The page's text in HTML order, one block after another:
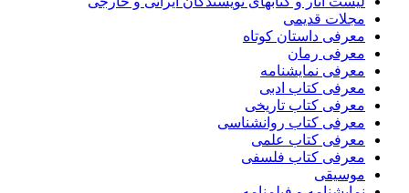
مجلات قدیمی
معرفی داستان کوتاه
معرفی رمان
معرفی نمایشنامه
معرفی کتاب ادبی
معرفی کتاب تاریخی
معرفی کتاب روانشناسی
معرفی کتاب علمی
معرفی کتاب فلسفی
موسیقی